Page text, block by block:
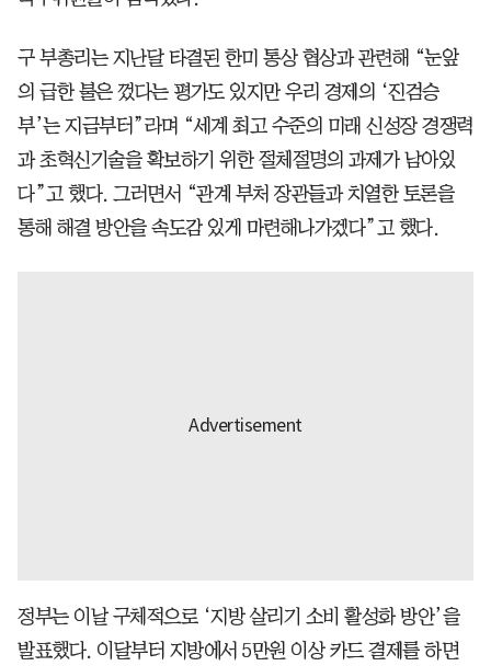
구 부총리는 지난달 타결된 한미 통상 협상과 관련해 “눈앞
의 급한 불은 껐다는 평가도 있지만 우리 경제의 ‘진검승
부’는 지금부터”라며 “세계 최고 수준의 미래 신성장 경쟁력
과 초혁신기술을 확보하기 위한 절체절명의 과제가 남아있
다”고 했다. 그러면서 “관계 부처 장관들과 치열한 토론을
통해 해결 방안을 속도감 있게 마련해나가겠다”고 했다.
정부는 이날 구체적으로 ‘지방 살리기 소비 활성화 방안’을
발표했다. 이달부터 지방에서 5만원 이상 카드 결제를 하면